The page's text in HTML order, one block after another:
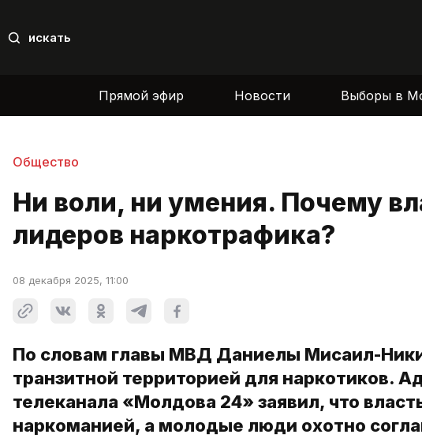
искать
Прямой эфир Новости Выборы в
Общество
Ни воли, ни умения. Почему
лидеров наркотрафика?
08 декабря 2025, 11:00
По словам главы МВД Даниелы Мисаил-
транзитной территорией для наркотиков.
телеканала «Молдова 24» заявил, что
наркоманией, а молодые люди охотно